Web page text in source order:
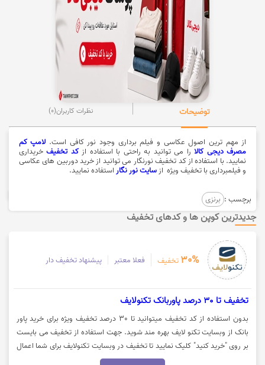
توضیحات نظرات کاربران(0)
از مهم ترین اصول عکاسی و فیلم برداری وجود نور کافی است. لامپ کم
مصرف دیجی کالا را می توانید به راحتی با استفاده ازکد تخفیفخریداری
نمایید. با استفاده از کد تخفیف نورنگار می توانید از خرید دوربین های عکاسی
و فیلمبرداری با تخفیف ویژه از سایت نور نگار استفاده نمایید.
برچسب : برنزی
جدیدترین کوپن ها و کدهای تخفیف
30% تخفیف فعلا معتبر پیشنهاد تخفیف دار
تخفیف تا 30 درصد پاوربانک تکنولایف
بدون استفاده از کد تخفیف میتوانید تا 30 درصد تخفیف ویژه برای خرید پاور
بانک از وبسایت تکنو لایف بهره مند شوید. جهت استفاده از تخفیف می بایست
بر روی "خرید کنید" کلیک نمایید تا تخفیف در وبسایت تکنولایف برای شما اعمال